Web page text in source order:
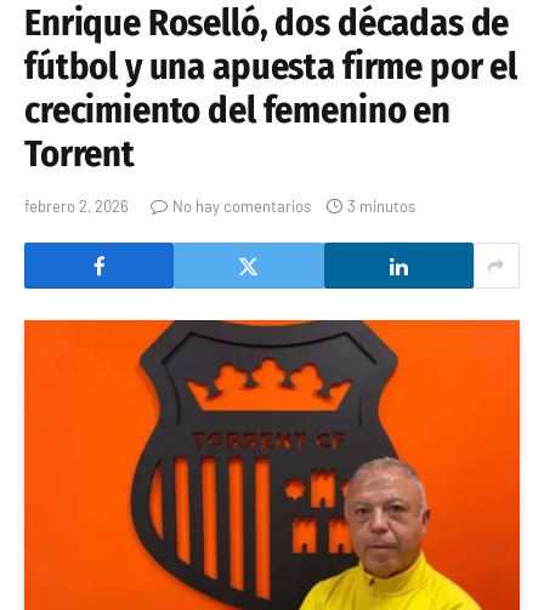
Enrique Roselló, dos décadas de
fútbol y una apuesta firme por el
crecimiento del femenino en
Torrent
febrero 2, 2026 No hay comentarios 3 minutos